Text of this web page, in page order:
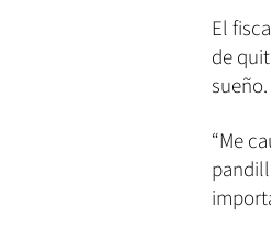
El
de
sueño.
“Me